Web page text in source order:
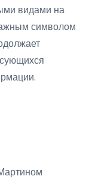
видами на
символом